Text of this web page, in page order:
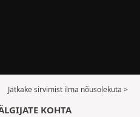
Jätkake sirvimist ilma nõusolekuta >
KOHTA